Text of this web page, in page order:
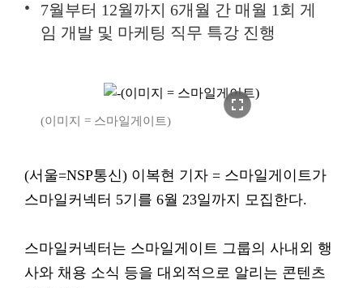
7월부터 12월까지 6개월 간 매월 1회 게
임 개발 및 마케팅 직무 특강 진행
fullscreen
(이미지 = 스마일게이트)
(서울=NSP통신) 이복현 기자 = 스마일게이트가
스마일커넥터 5기를 6월 23일까지 모집한다.
스마일커넥터는 스마일게이트 그룹의 사내외 행
사와 채용 소식 등을 대외적으로 알리는 콘텐츠